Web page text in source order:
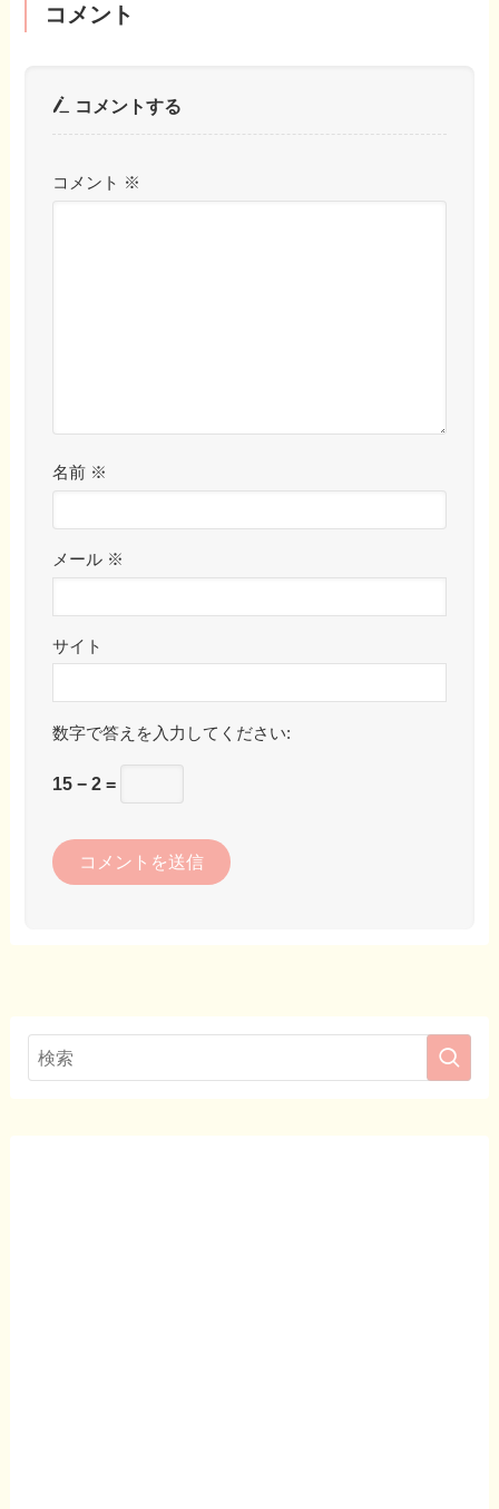
コメント
コメントする
コメント ※
名前 ※
メール ※
サイト
数字で答えを入力してください:
15 − 2 =